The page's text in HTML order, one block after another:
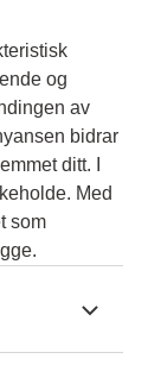
og
av
bidrar
ditt. I
Med
som